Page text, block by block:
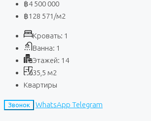
฿4 500 000
฿128 571 /м2
Кровать: 1
Ванна: 1
Этажей: 14
35,5 м2
Квартиры
Звонок WhatsApp Telegram